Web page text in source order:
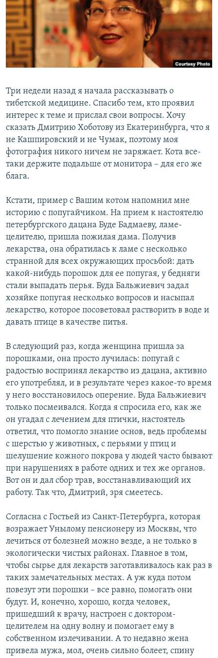
РАСПИСАНИЕ ВЕЩАНИЯ
ПОДПИШИТЕСЬ НА РАССЫЛКУ
СОЦИАЛЬНЫЕ СЕТИ
Все сайты РСЕ/РС
Три недели назад я начала рассказывать о
тибетской медицине. Спасибо тем, кто проявил
интерес к теме и прислал свои вопросы. Хочу
сказать Дмитрию Хоботову из Екатеринбурга, что я
не Кашпировский и не Чумак, поэтому моя
фотография никого ничем не заряжает. Кота все-
таки держите подальше от монитора – для его же
блага.
Кстати, пример с Вашим котом напомнил мне
историю с попугайчиком. На прием к настоятелю
петербургского дацана Буде Бадмаеву, ламе-
целителю, пришла пожилая дама. Получив
лекарства, она обратилась к ламе с несколько
странной для всех окружающих просьбой: дать
какой-нибудь порошок для ее попугая, у бедняги
стали выпадать перья. Буда Бальжиевич задал
хозяйке попугая несколько вопросов и насыпал
лекарство, которое посоветовал растворить в воде и
давать птице в качестве питья.
В следующий раз, когда женщина пришла за
порошками, она просто лучилась: попугай с
радостью воспринял лекарство из дацана, активно
его употреблял, и в результате через какое-то время
у него восстановилось оперение. Буда Бальжиевич
только посмеивался. Когда я спросила его, как же
он угадал с лечением для птички, настоятель
ответил, что помогло знание основ, ведь проблемы
с шерстью у животных, с перьями у птиц и
шелушение кожного покрова у людей часто бывают
при нарушениях в работе одних и тех же органов.
Вот он и дал сбор трав, восстанавливающий их
работу. Так что, Дмитрий, зря смеетесь.
Согласна с Гостьей из Санкт-Петербурга, которая
возражает Унылому пенсионеру из Москвы, что
лечиться от болезней можно везде, а не только в
экологически чистых районах. Главное в том,
чтобы сырье для лекарств заготавливалось как раз в
таких замечательных местах. А уж куда потом
повезут эти порошки – все равно, помогать они
будут. И, конечно, хорошо, когда человек,
пришедший к врачу, настроен с доктором-
целителем на одну волну и помогает ему в
собственном излечивании. А то недавно жена
привела мужа, мол, очень сильно болеет, спину